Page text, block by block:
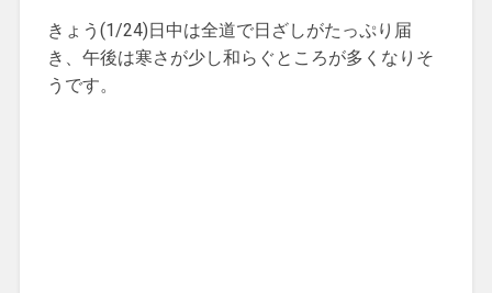
きょう(1/24)日中は全道で日ざしがたっぷり届
き、午後は寒さが少し和らぐところが多くなりそ
うです。